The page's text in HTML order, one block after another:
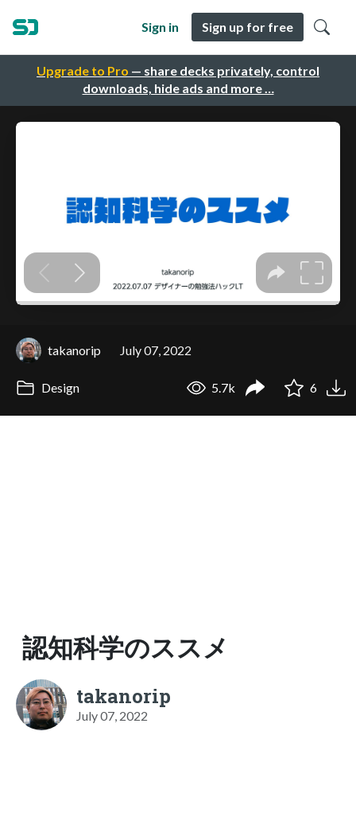
Upgrade to Pro — share decks privately, control
downloads, hide ads and more …
Sign in Sign up for free
takanorip July 07, 2022
Design 5.7k 6
認知科学のススメ
takanorip
July 07, 2022